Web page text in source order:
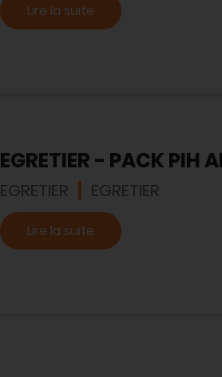
Lire la suite
EGRETIER - PACK PIH
EGRETIER EGRETIER
Lire la suite